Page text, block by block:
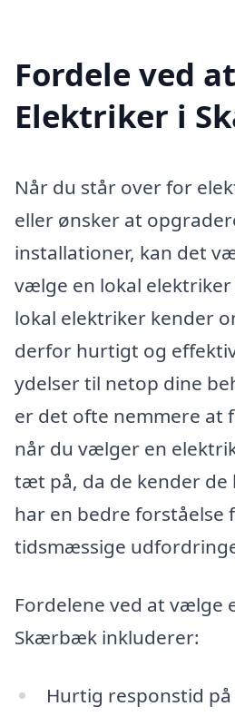
Fordele ved
Elektriker i
Når du står over for
eller ønsker at
installationer, kan det
vælge en lokal
lokal elektriker kender
derfor hurtigt og
ydelser til netop dine
er det ofte nemmere at
når du vælger en
tæt på, da de kender de
har en bedre forståelse
tidsmæssige
Fordelene ved at vælge
Skærbæk inkluderer:
Hurtig responstid